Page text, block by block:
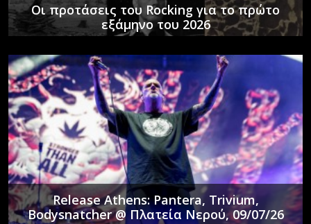
Οι προτάσεις του Rocking για το πρώτο
εξάμηνο του 2026
Release Athens: Pantera, Trivium,
Bodysnatcher @ Πλατεία Νερού, 09/07/26